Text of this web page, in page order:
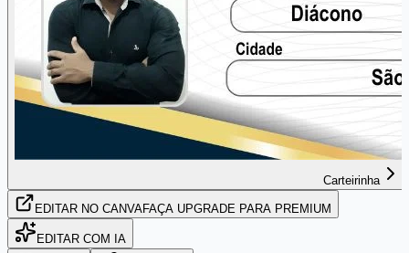
Carteirinha
EDITAR NO CANVAFAÇA UPGRADE PARA PREMIUM
EDITAR COM IA